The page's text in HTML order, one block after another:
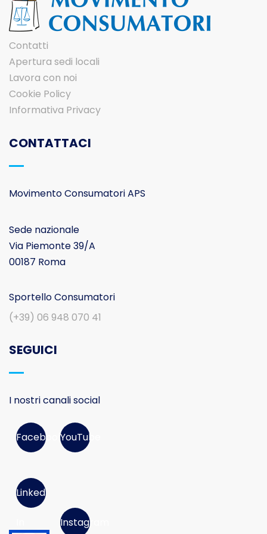
Contatti
Apertura sedi locali
Lavora con noi
Cookie Policy
Informativa Privacy
CONTATTACI
Movimento Consumatori APS
Sede nazionale
Via Piemonte 39/A
00187 Roma
Sportello Consumatori
(+39) 06 948 070 41
SEGUICI
I nostri canali social
FacebookYouTube
Linked
Instagram